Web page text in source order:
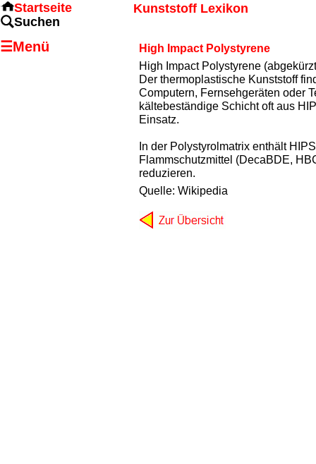
Kunststoff Lexikon
High Impact Polystyrene
High Impact Polystyrene
Der thermoplastische Kunststoff
Computern, Fernsehgeräten oder
kältebeständige Schicht oft aus
Einsatz.
In der Polystyrolmatrix enthält
Flammschutzmittel (DecaBDE,
reduzieren.
Quelle: Wikipedia
Startseite
Suchen
☰Menü